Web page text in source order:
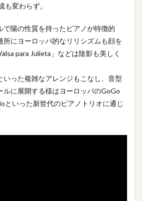
変わらず。
で陽の性質を持ったピアノが特徴的
所にヨーロッパ的なリリシズムも顔を
para Julieta」などは陰影も美しく
いった複雑なアレンジもこなし、音型
ルに展開する様はヨーロッパのGoGo
といった新世代のピアノトリオに通じ